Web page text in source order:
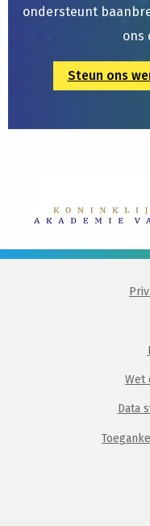
ondersteunt
ons
Steun ons
Wet
Data